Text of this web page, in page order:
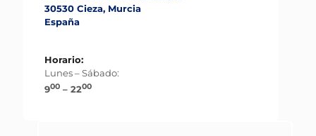
30530 Cieza, Murcia
España
Horario:
Lunes – Sábado:
900 – 2200